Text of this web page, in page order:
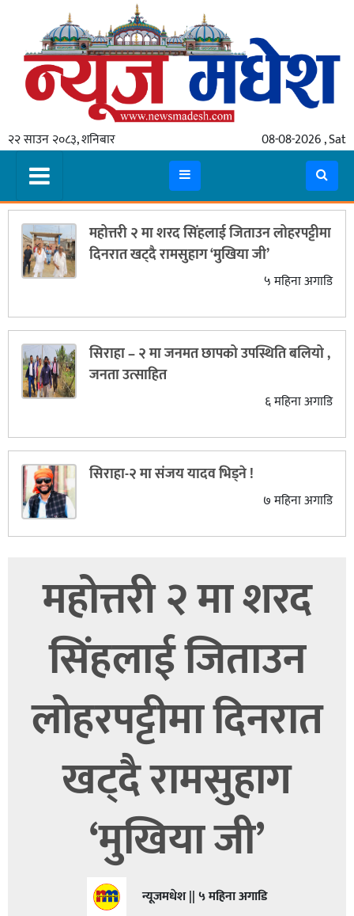
२२ साउन २०८३, शनिबार 08-08-2026 , Sat
गृहपृष्ठ
स्थानीय
प्रदेश
कोशी
मधेश
प्रदेश
गण्डकी
बागमती
कर्णाली
मधेश
विशेष
राजनीति
प्रमुख
राष्ट्रिय
अन्तरबार्ता
खेलकुद
महोत्तरी २ मा शरद सिंहलाई जिताउन लोहरपट्टीमा
दिनरात खट्दै रामसुहाग ‘मुखिया जी’
५ महिना अगाडि
सिराहा – २ मा जनमत छापको उपस्थिति बलियो ,
जनता उत्साहित
६ महिना अगाडि
सिराहा-२ मा संजय यादव भिड्ने !
७ महिना अगाडि
महोत्तरी २ मा शरद
सिंहलाई जिताउन
लोहरपट्टीमा दिनरात
खट्दै रामसुहाग
‘मुखिया जी’
न्यूजमधेश || ५ महिना अगाडि